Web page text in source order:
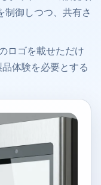
制御しつつ、共有さ
ロゴを載せただけ
体験を必要とする